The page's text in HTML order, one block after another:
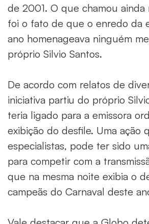
de 2001. O que chamou ainda
foi o fato de que o enredo da
ano homenageava ninguém
próprio Silvio Santos.
De acordo com relatos de
iniciativa partiu do próprio
teria ligado para a emissora
exibição do desfile. Uma ação
especialistas, pode ter sido
para competir com a
que na mesma noite exibia o
campeãs do Carnaval deste